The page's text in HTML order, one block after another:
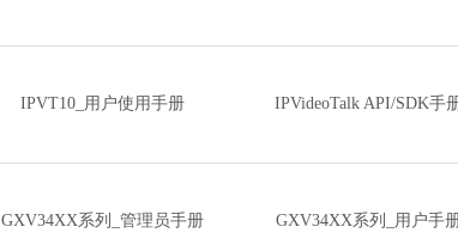
IPVT10_用户使用手册 IPVideoTalk API/SDK手
GXV34XX系列_管理员手册 GXV34XX系列_用户手